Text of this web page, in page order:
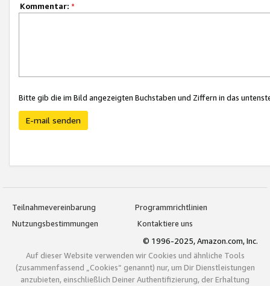
Kommentar: *
Bitte gib die im Bild angezeigten Buchstaben und Ziffern in das
E-mail senden
Teilnahmevereinbarung
Programmrichtlinien
Nutzungsbestimmungen
Kontaktiere uns
© 1996-2025, Amazon.com, Inc.
Auf dieser Website verwenden wir Cookies und ähnliche Tools
(zusammenfassend „Cookies“ genannt) nur, um Dir Dienstleistungen
anzubieten, einschließlich Deiner Authentifizierung, der Erhaltung